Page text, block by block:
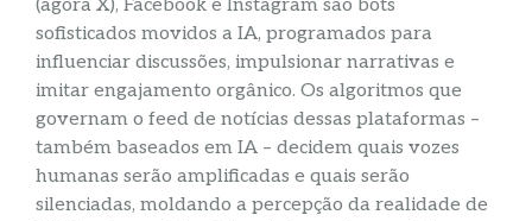
(agora X), Facebook e Instagram são bots
sofisticados movidos a IA, programados para
influenciar discussões, impulsionar narrativas e
imitar engajamento orgânico. Os algoritmos que
governam o feed de notícias dessas plataformas –
também baseados em IA – decidem quais vozes
humanas serão amplificadas e quais serão
silenciadas, moldando a percepção da realidade de